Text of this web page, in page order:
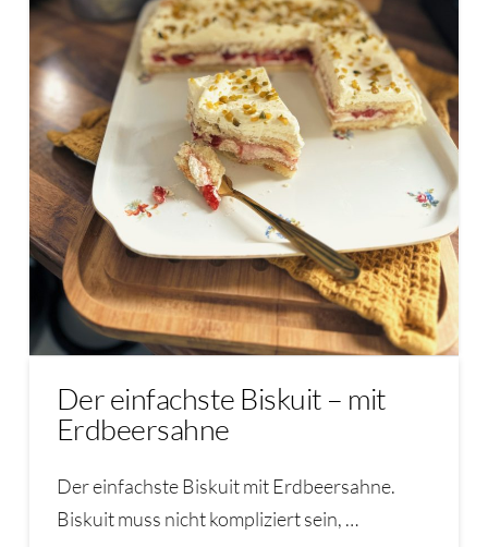
Der einfachste Biskuit – mit
Erdbeersahne
Der einfachste Biskuit mit Erdbeersahne.
Biskuit muss nicht kompliziert sein, …